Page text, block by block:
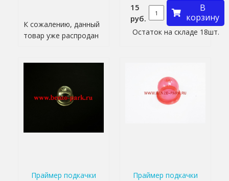
К сожалению, данный
товар уже распродан
15
руб.
В
корзину
Остаток на складе 18шт.
Праймер подкачки
Праймер подкачки